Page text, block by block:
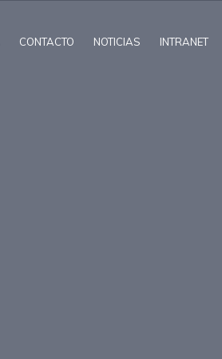
CONTACTO NOTICIAS INTRANET